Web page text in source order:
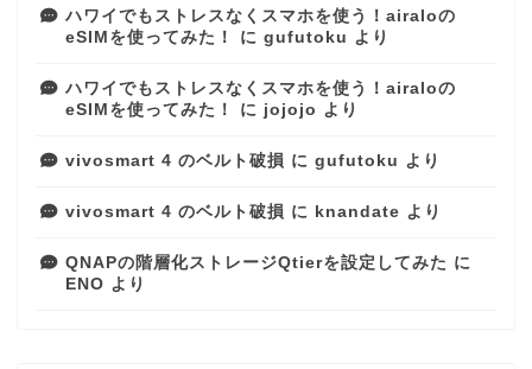
ハワイでもストレスなくスマホを使う！airaloの
eSIMを使ってみた！
に gufutoku より
ハワイでもストレスなくスマホを使う！airaloの
eSIMを使ってみた！
に jojojo より
vivosmart 4 のベルト破損 に gufutoku より
vivosmart 4 のベルト破損 に knandate より
QNAPの階層化ストレージQtierを設定してみた に
ENO より